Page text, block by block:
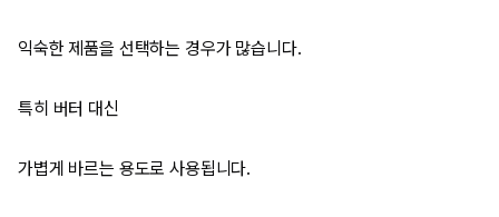
익숙한 제품을 선택하는 경우가 많습니다.
특히 버터 대신
가볍게 바르는 용도로 사용됩니다.